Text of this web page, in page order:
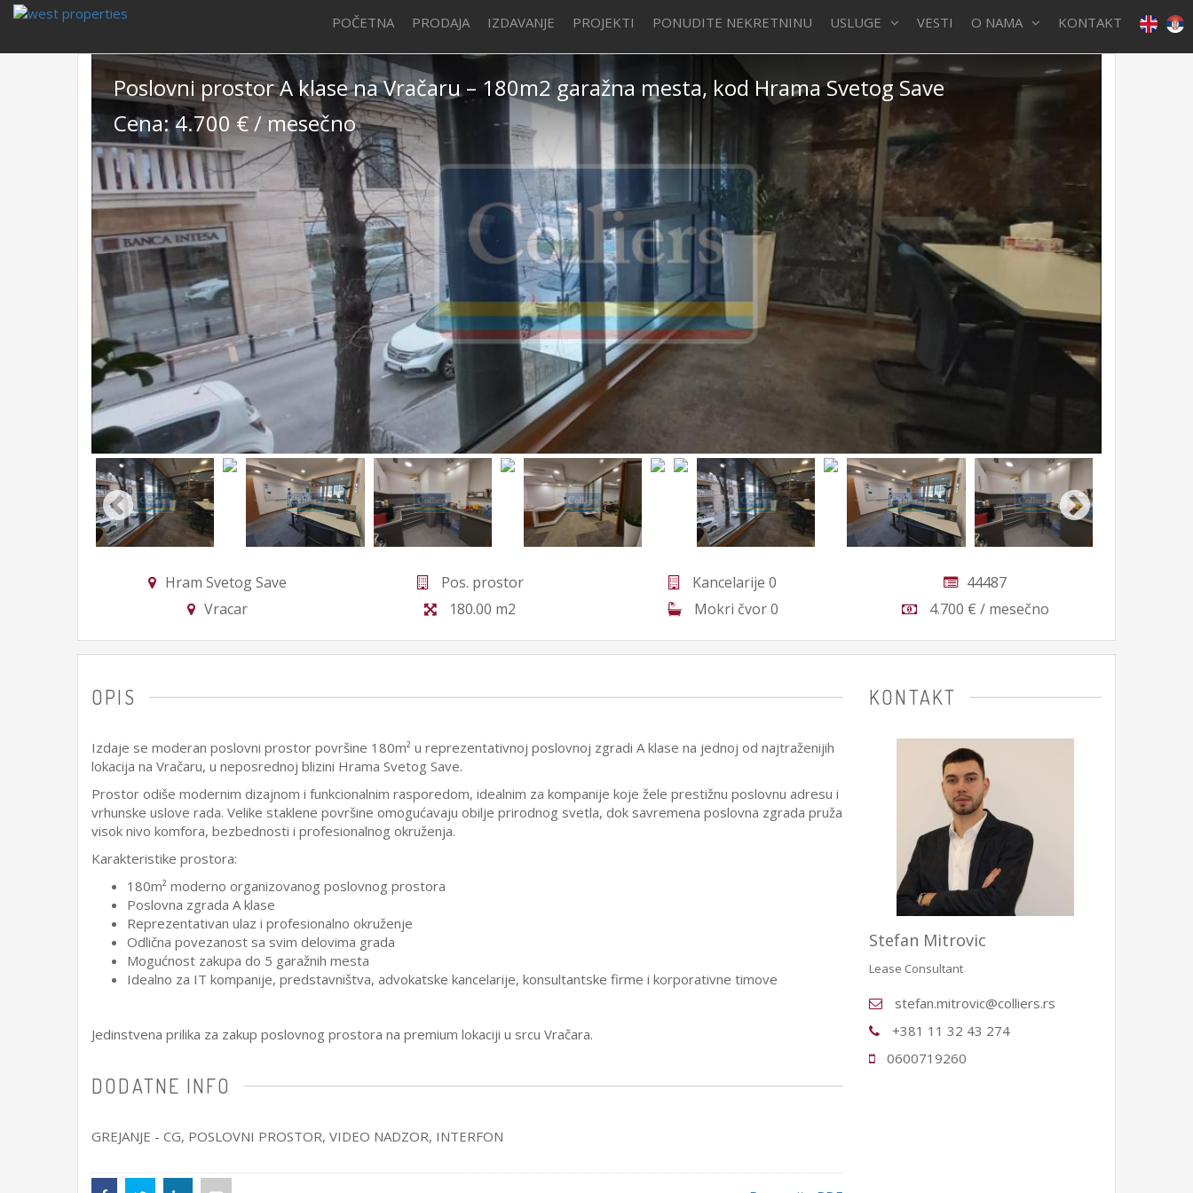
POČETNA PRODAJA IZDAVANJE PROJEKTI PONUDITE NEKRETNINU USLUGE VESTI O NAMA KONTAKT
Poslovni prostor A klase na Vračaru – 180m2 garažna mesta, kod Hrama Svetog Save
Cena: 4.700 € / mesečno
Hram Svetog Save
Vracar
Pos. prostor
180.00 m2
Kancelarije 0
Mokri čvor 0
44487
4.700 € / mesečno
OPIS
Izdaje se moderan poslovni prostor površine 180m² u reprezentativnoj poslovnoj zgradi A klase na jednoj od najtraženijih
lokacija na Vračaru, u neposrednoj blizini Hrama Svetog Save.
Prostor odiše modernim dizajnom i funkcionalnim rasporedom, idealnim za kompanije koje žele prestižnu poslovnu adresu i
vrhunske uslove rada. Velike staklene površine omogućavaju obilje prirodnog svetla, dok savremena poslovna zgrada pruža
visok nivo komfora, bezbednosti i profesionalnog okruženja.
Karakteristike prostora:
180m² moderno organizovanog poslovnog prostora
Poslovna zgrada A klase
Reprezentativan ulaz i profesionalno okruženje
Odlična povezanost sa svim delovima grada
Mogućnost zakupa do 5 garažnih mesta
Idealno za IT kompanije, predstavništva, advokatske kancelarije, konsultantske firme i korporativne timove
Jedinstvena prilika za zakup poslovnog prostora na premium lokaciji u srcu Vračara.
DODATNE INFO
GREJANJE - CG, POSLOVNI PROSTOR, VIDEO NADZOR, INTERFON
KONTAKT
Stefan Mitrovic
Lease Consultant
stefan.mitrovic@colliers.rs
+381 11 32 43 274
0600719260